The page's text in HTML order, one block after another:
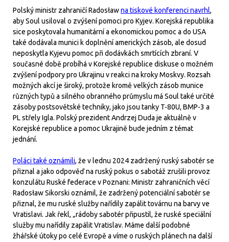
Polský ministr zahraničí Radosławna tiskové konferenci navrhl,
aby Soul usiloval o zvýšení pomoci pro Kyjev. Korejská republika
sice poskytovala humanitární a ekonomickou pomoc a do USA
také dodávala munici k doplnění amerických zásob, ale dosud
neposkytla Kyjevu pomoc při dodávkách smrtících zbraní. V
současné době probíhá v Korejské republice diskuse o možném
zvýšení podpory pro Ukrajinu v reakci na kroky Moskvy. Rozsah
možných akcí je široký, protože kromě velkých zásob munice
různých typů a silného obranného průmyslu má Soul také určité
zásoby postsovětské techniky, jako jsou tanky T-80U, BMP-3 a
PL střely Igla. Polský prezident Andrzej Duda je aktuálně v
Korejské republice a pomoc Ukrajině bude jedním z témat
jednání.
Poláci také oznámili, že v lednu 2024 zadržený ruský sabotér se
přiznal a jako odpověď na ruský pokus o sabotáž zrušili provoz
konzulátu Ruské federace v Poznani: Ministr zahraničních věcí
Radosław Sikorski oznámil, že zadržený potenciální sabotér se
přiznal, že mu ruské služby nařídily zapálit továrnu na barvy ve
Vratislavi. Jak řekl, „rádoby sabotér připustil, že ruské speciální
služby mu nařídily zapálit Vratislav. Máme další podobné
žhářské útoky po celé Evropě a víme o ruských plánech na další